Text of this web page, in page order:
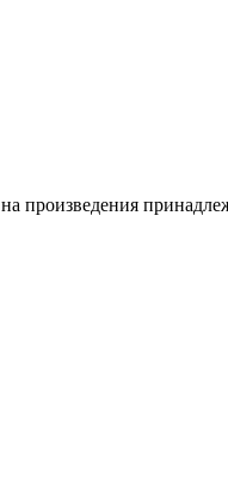
произведения